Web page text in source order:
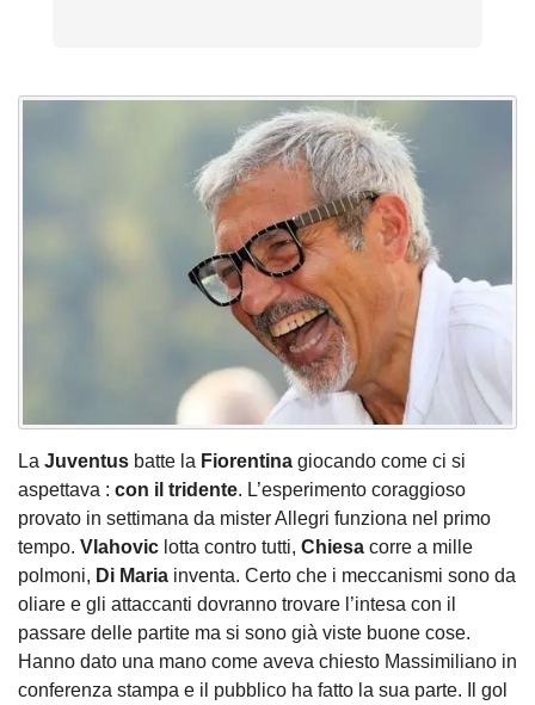
La Juventus batte la Fiorentina giocando come ci si
aspettava : con il tridente. L’esperimento coraggioso
provato in settimana da mister Allegri funziona nel primo
tempo. Vlahovic lotta contro tutti, Chiesa corre a mille
polmoni, Di Maria inventa. Certo che i meccanismi sono da
oliare e gli attaccanti dovranno trovare l’intesa con il
passare delle partite ma si sono già viste buone cose.
Hanno dato una mano come aveva chiesto Massimiliano in
conferenza stampa e il pubblico ha fatto la sua parte. Il gol